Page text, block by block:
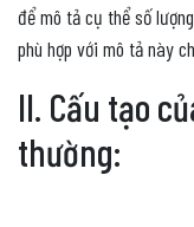
để mô tả cụ thể số
phù hợp với mô tả này
II. Cấu tạo
thường: